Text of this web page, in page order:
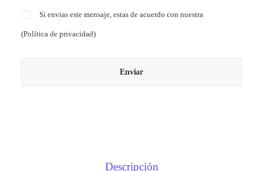
Si envias este mensaje, estas de acuerdo con nuestra
(Política de privacidad)
Descripción